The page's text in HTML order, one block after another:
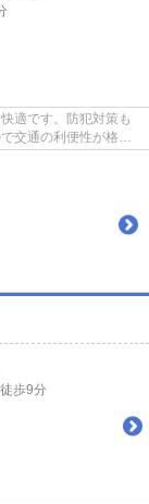
適です。防犯対策も
交通の利便性が格段
徒歩9分